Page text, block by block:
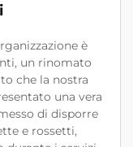
è
un rinomato
che la nostra
una vera
di disporre
e rossetti,